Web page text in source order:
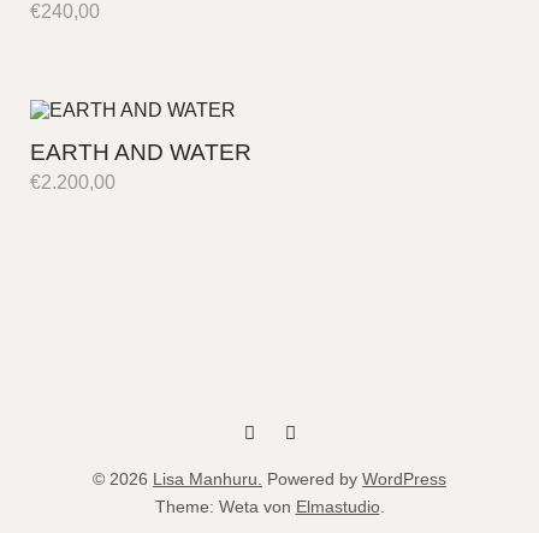
€240,00
EARTH AND WATER
€2.200,00
fb instag
© 2026 Lisa Manhuru. Powered by WordPress
Theme: Weta von Elmastudio.